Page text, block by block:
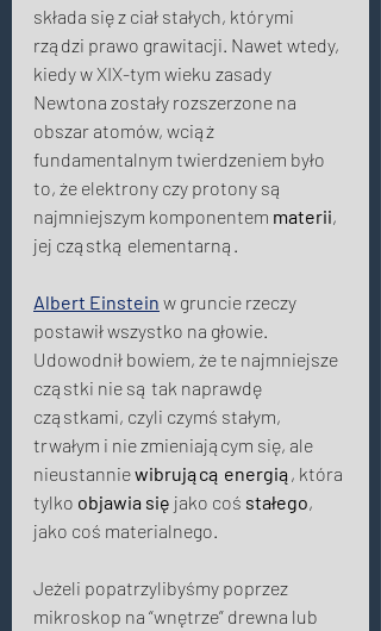
składa się z ciał stałych, którymi
rządzi prawo grawitacji. Nawet wtedy,
kiedy w XIX-tym wieku zasady
Newtona zostały rozszerzone na
obszar atomów, wciąż
fundamentalnym twierdzeniem było
to, że elektrony czy protony są
najmniejszym komponentem materii,
jej cząstką elementarną.
Albert Einstein w gruncie rzeczy
postawił wszystko na głowie.
Udowodnił bowiem, że te najmniejsze
cząstki nie są tak naprawdę
cząstkami, czyli czymś stałym,
trwałym i nie zmieniającym się, ale
nieustannie wibrującą energią, która
tylko objawia się jako coś stałego,
jako coś materialnego.
Jeżeli popatrzylibyśmy poprzez
mikroskop na “wnętrze” drewna lub